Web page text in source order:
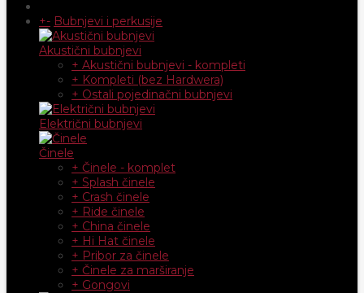
+- Bubnjevi i perkusije
Akustični bubnjevi
+ Akustični bubnjevi - kompleti
+ Kompleti (bez Hardwera)
+ Ostali pojedinačni bubnjevi
Električni bubnjevi
Činele
+ Činele - komplet
+ Splash činele
+ Crash činele
+ Ride činele
+ China činele
+ Hi Hat činele
+ Pribor za činele
+ Činele za marširanje
+ Gongovi